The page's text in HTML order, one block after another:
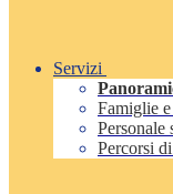
Servizi
Famiglie
Personale
Percorsi